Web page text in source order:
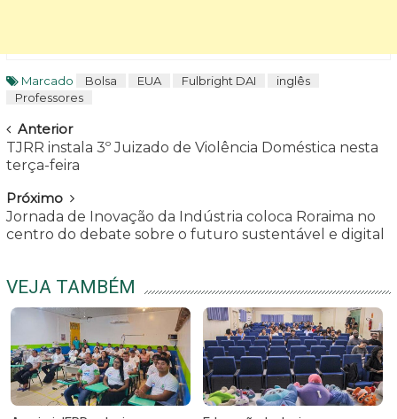
Marcado Bolsa EUA Fulbright DAI
inglês
Professores
Navegar
Anterior
TJRR instala 3º Juizado de Violência Doméstica nesta
terça-feira
Próximo
Jornada de Inovação da Indústria coloca Roraima no
centro do debate sobre o futuro sustentável e digital
VEJA TAMBÉM